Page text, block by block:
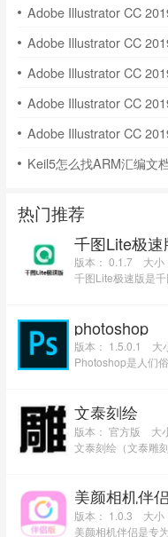
Adobe Illustrator CC
Adobe Illustrator CC
Adobe Illustrator CC
Adobe Illustrator CC
Adobe Illustrator CC
Keil5怎么找ARM汇编文
热门推荐
千图Lite极速
版本： 0.1.7
大小
photoshop
版本： 1.5.0.1
大
文泰刻绘
版本： 官方版
大
美颜相机伴侣
版本： 1.0.3
大小